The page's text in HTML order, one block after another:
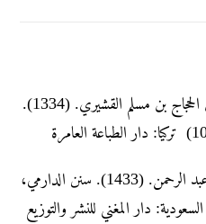
النيسابوري، أبو الحسين مسلم بن الحجاج بن مسلم القشيري. (1334).
الدارمي، أبو محمد عبد الله بن عبد الرحمن. (1433). سنن الدارمي،